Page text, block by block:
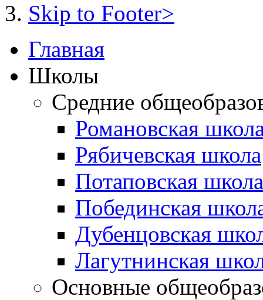
Skip to Footer>
Главная
Школы
Средние
Романовская
Рябичевская школа
Потаповская школа
Побединская
Дубенцовская
Лагутнинская
Основные